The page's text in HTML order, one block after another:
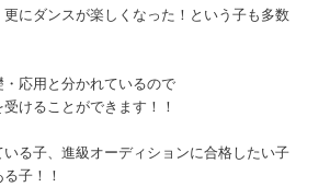
にダンスが楽しくなった！という子も多数
応用と分かれているので
けることができます！！
る子、進級オーディションに合格したい子
子！！